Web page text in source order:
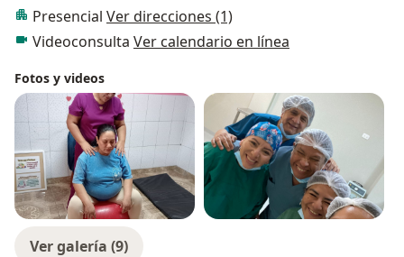
Presencial Ver direcciones (1)
Videoconsulta Ver calendario en línea
Fotos y videos
Ver galería (9)